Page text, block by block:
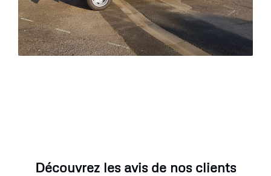
Découvrez les avis de nos clients